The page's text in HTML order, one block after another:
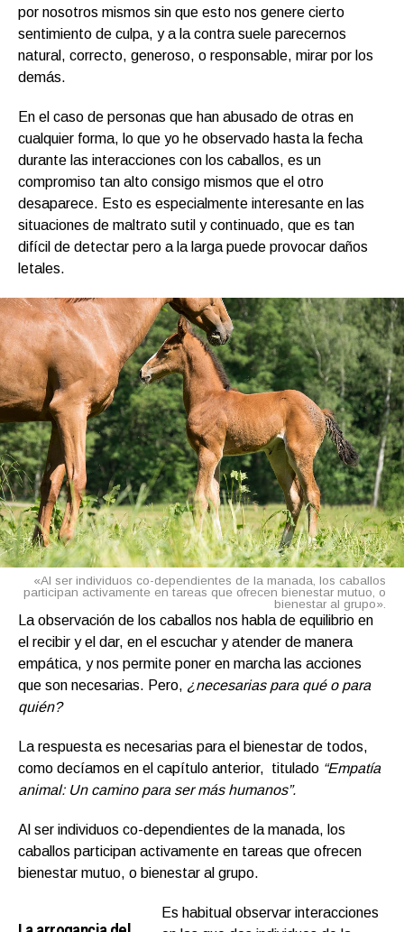
por nosotros mismos sin que esto nos genere cierto
sentimiento de culpa, y a la contra suele parecernos
natural, correcto, generoso, o responsable, mirar por los
demás.
En el caso de personas que han abusado de otras en
cualquier forma, lo que yo he observado hasta la fecha
durante las interacciones con los caballos, es un
compromiso tan alto consigo mismos que el otro
desaparece. Esto es especialmente interesante en las
situaciones de maltrato sutil y continuado, que es tan
difícil de detectar pero a la larga puede provocar daños
letales.
«Al ser individuos co-dependientes de la manada, los caballos
participan activamente en tareas que ofrecen bienestar mutuo, o
bienestar al grupo».
La observación de los caballos nos habla de equilibrio en
el recibir y el dar, en el escuchar y atender de manera
empática, y nos permite poner en marcha las acciones
que son necesarias. Pero, ¿necesarias para qué o para
quién?
La respuesta es necesarias para el bienestar de todos,
como decíamos en el capítulo anterior, titulado “Empatía
animal: Un camino para ser más humanos”.
Al ser individuos co-dependientes de la manada, los
caballos participan activamente en tareas que ofrecen
bienestar mutuo, o bienestar al grupo.
Es habitual observar interacciones